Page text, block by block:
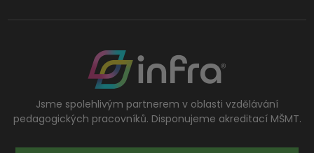
Jsme spolehlivým partnerem v oblasti vzdělávání
pedagogických pracovníků. Disponujeme akreditací MŠMT.